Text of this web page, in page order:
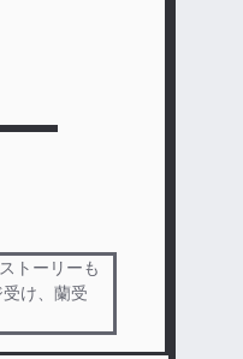
トーリーも
け、蘭受